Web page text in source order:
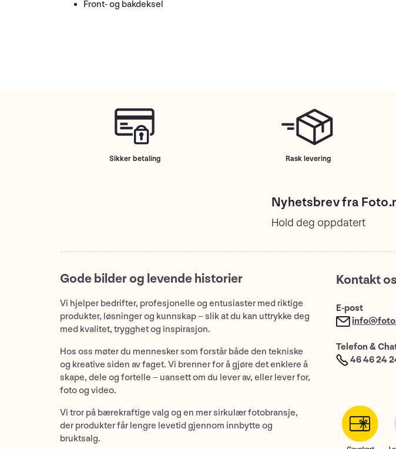
Front- og bakdeksel
Sikker betaling Rask levering
Nyhetsbrev fra
Hold deg oppdatert
Gode bilder og levende historier
Vi hjelper bedrifter, profesjonelle og entusiaster med riktige
produkter, løsninger og kunnskap – slik at du kan uttrykke deg
med kvalitet, trygghet og inspirasjon.
Hos oss møter du mennesker som forstår både den tekniske
og kreative siden av faget. Vi brenner for å gjøre det enklere å
skape, dele og fortelle – uansett om du lever av, eller lever for,
foto og video.
Vi tror på bærekraftige valg og en mer sirkulær fotobransje,
der produkter får lengre levetid gjennom innbytte og
bruktsalg.
Kontakt
E-post
Telefon &
46 46 24